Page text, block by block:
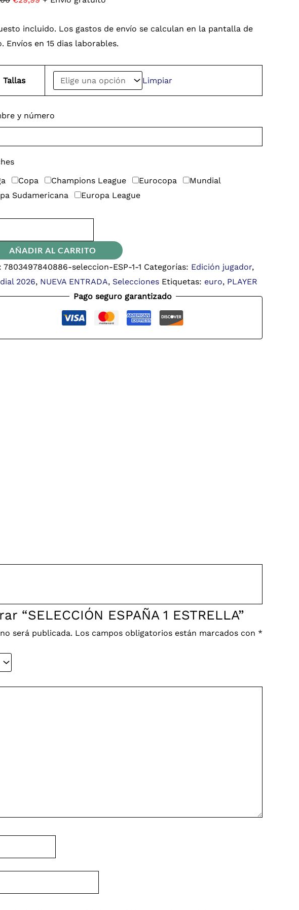
incluido. Los gastos de envío se calculan en la pantalla de
Envíos en 15 dias laborables.
Tallas Limpiar
y número
Copa Champions League Eurocopa
Mundial
Sudamericana
Europa League
AÑADIR AL CARRITO
7803497840886-seleccion-ESP-1-1 Categorías: Edición jugador,
2026, NUEVA ENTRADA, Selecciones Etiquetas: euro, PLAYER
Pago seguro garantizado
“SELECCIÓN ESPAÑA 1 ESTRELLA”
será publicada. Los campos obligatorios están marcados con *